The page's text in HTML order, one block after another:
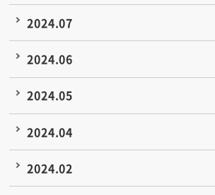
2024.07
2024.06
2024.05
2024.04
2024.02